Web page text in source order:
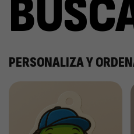
PERSONALIZA Y